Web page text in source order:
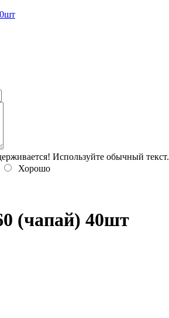
Используйте обычный текст.
Хорошо
(чапай) 40шт